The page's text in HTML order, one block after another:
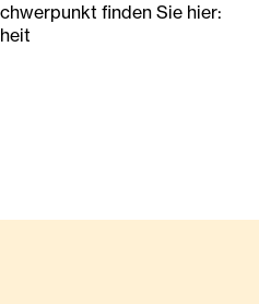
finden Sie hier: